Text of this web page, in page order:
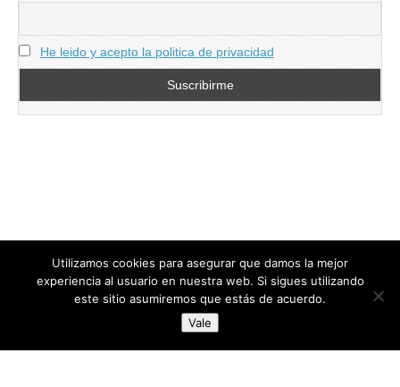
He leido y acepto la politica de privacidad
directoresdeseguridad.es
Diseñado por Centro Andaluz de Estudios y Entrenamiento
Utilizamos cookies para asegurar que damos la mejor
experiencia al usuario en nuestra web. Si sigues utilizando
este sitio asumiremos que estás de acuerdo.
Vale